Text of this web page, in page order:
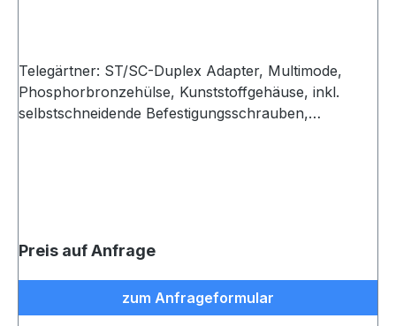
Telegärtner: ST/SC-Duplex Adapter, Multimode,
Phosphorbronzehülse, Kunststoffgehäuse, inkl.
selbstschneidende Befestigungsschrauben,
Preis auf Anfrage
zum Anfrageformular